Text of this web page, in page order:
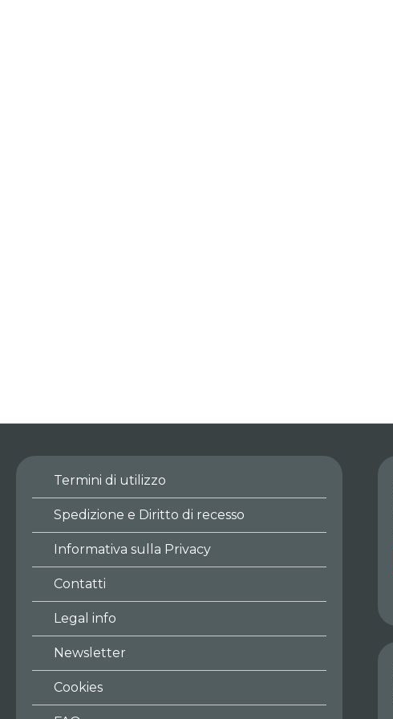
Termini di utilizzo
Spedizione e Diritto di recesso
Informativa sulla Privacy
Contatti
Legal info
Newsletter
Cookies